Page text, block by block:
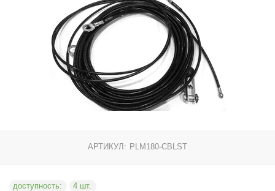
АРТИКУЛ: PLM180-CBLST
доступность: 4 шт.